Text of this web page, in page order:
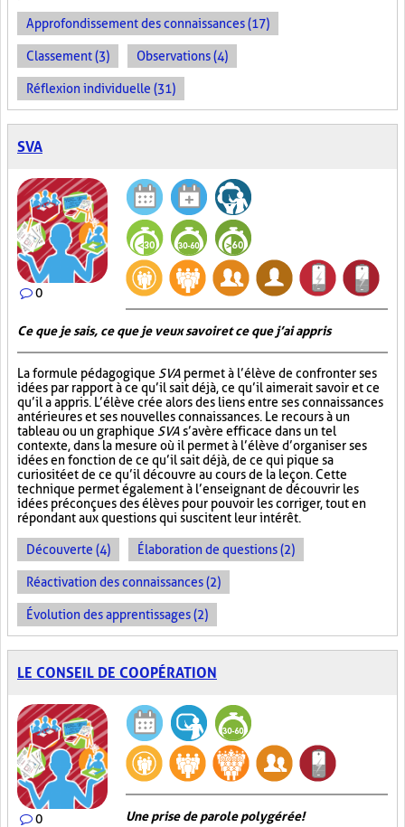
Approfondissement des connaissances (17)
Classement (3) Observations (4)
Réflexion individuelle (31)
SVA
0
Ce que je sais, ce que je veux savoir et ce que j’ai appris
La formule pédagogique SVA permet à l’élève de confronter ses
idées par rapport à ce qu’il sait déjà, ce qu’il aimerait savoir et ce
qu’il a appris. L’élève crée alors des liens entre ses connaissances
antérieures et ses nouvelles connaissances. Le recours à un
tableau ou un graphique SVA s’avère efficace dans un tel
contexte, dans la mesure où il permet à l’élève d’organiser ses
idées en fonction de ce qu’il sait déjà, de ce qui pique sa
curiosité et de ce qu’il découvre au cours de la leçon. Cette
technique permet également à l’enseignant de découvrir les
idées préconçues des élèves pour pouvoir les corriger, tout en
répondant aux questions qui suscitent leur intérêt.
Découverte (4) Élaboration de questions (2)
Réactivation des connaissances (2)
Évolution des apprentissages (2)
LE CONSEIL DE COOPÉRATION
0 Une prise de parole polygérée!